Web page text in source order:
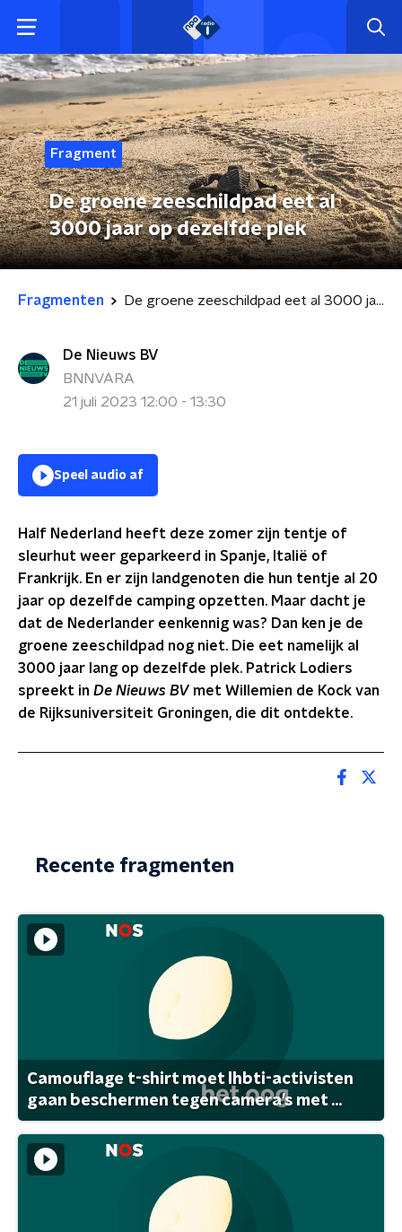
Fragment
De groene zeeschildpad eet al
3000 jaar op dezelfde plek
Fragmenten De groene zeeschildpad eet al 3000 jaar op dezelfde plek
De Nieuws BV
BNNVARA
21 juli 2023 12:00 - 13:30
Speel audio af
Half Nederland heeft deze zomer zijn tentje of
sleurhut weer geparkeerd in Spanje, Italië of
Frankrijk. En er zijn landgenoten die hun tentje al 20
jaar op dezelfde camping opzetten. Maar dacht je
dat de Nederlander eenkennig was? Dan ken je de
groene zeeschildpad nog niet. Die eet namelijk al
3000 jaar lang op dezelfde plek. Patrick Lodiers
spreekt in De Nieuws BV met Willemien de Kock van
de Rijksuniversiteit Groningen, die dit ontdekte.
Recente fragmenten
Camouflage t-shirt moet lhbti-activisten
gaan beschermen tegen camera's met ...